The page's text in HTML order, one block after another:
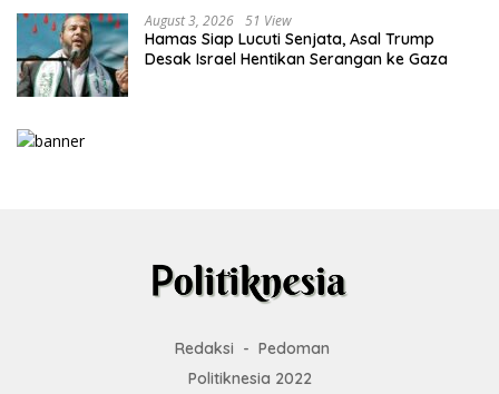
August 3, 2026 51 View
Hamas Siap Lucuti Senjata, Asal Trump
Desak Israel Hentikan Serangan ke Gaza
Redaksi
Pedoman
Politiknesia 2022